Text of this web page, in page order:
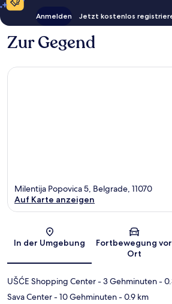
Anmelden Jetzt kostenlos
Zur Gegend
Karte
Milentija Popovica 5, Belgrade, 11070
Auf Karte anzeigen
In der Umgebung
Fortbewegung vor
Ort
UŠĆE Shopping Center- 3 Gehminuten-
Sava Center- 10 Gehminuten- 0.9 km